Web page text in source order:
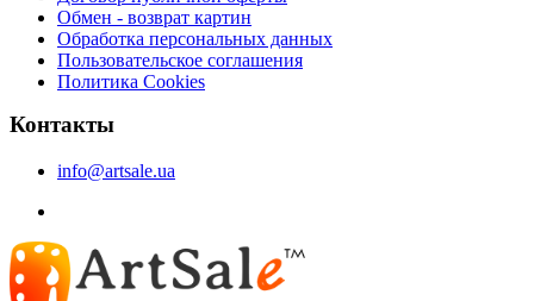
Обмен - возврат картин
Обработка персональных данных
Пользовательское соглашения
Политика Cookies
Контакты
info@artsale.ua